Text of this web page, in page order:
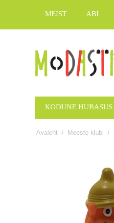
MEIST ABI
KODUNE HUBASUS
Avaleht / Meeste klubi /